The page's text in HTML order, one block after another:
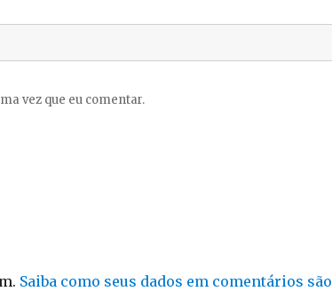
vez que eu comentar.
Saiba como seus dados em comentários são